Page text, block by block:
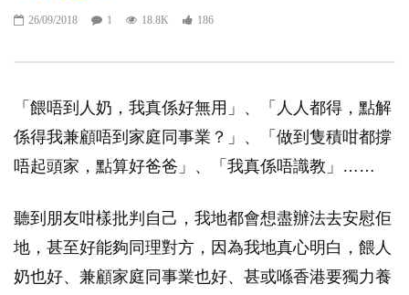
26/09/2018 1 18.8K 186
「餵唔到人奶，我真係好無用」、「人人都得，點解
係得我兼顧唔到家庭同事業？」、「做到隻積咁都撐
唔起頭家，點算好爸爸」、「我真係唔識教」……
聽到朋友咁樣批判自己，我地都會想盡辦法去安慰佢
地，甚至好能夠同理對方，因為我地真心明白，餵人
奶也好、兼顧家庭同事業也好、甚或喺香港要獨力養